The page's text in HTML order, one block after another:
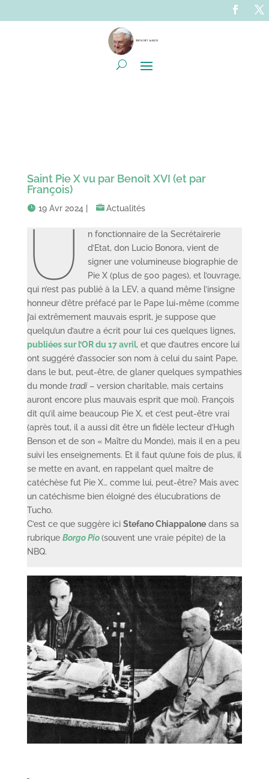
Saint Pie X vu par Benoît XVI (et par
François)
19 Avr 2024 Actualités
U
n fonctionnaire de la Secrétairerie
d’Etat, don Lucio Bonora, vient de
signer une volumineuse biographie de
Pie X (plus de 500 pages), et l’ouvrage,
qui n’est pas publié à la LEV, a quand même l’insigne
honneur d’être préfacé par le Pape lui-même (comme
j’ai extrêmement mauvais esprit, je suppose que
quelqu’un d’autre a écrit pour lui ces quelques lignes,
publiées sur l’OR du 17 avril, et que d’autres encore lui
ont suggéré d’associer son nom à celui du saint Pape,
dans le but, peut-être, de glaner quelques sympathies
du monde tradi– version charitable, mais certains
auront encore plus mauvais esprit que moi). François
dit qu’il aime beaucoup Pie X, et c’est peut-être vrai
(après tout, il a aussi dit être un fidèle lecteur d’Hugh
Benson et de son « Maître du Monde), mais il en a peu
suivi les enseignements. Et il faut qu’une fois de plus, il
se mette en avant, en rappelant quel maître de
catéchèse fut Pie X… comme lui, peut-être? Mais avec
un catéchisme bien éloigné des élucubrations de
Tucho.
C’est ce que suggère ici Stefano Chiappalonedans sa
rubrique Borgo Pio (souvent une vraie pépite) de la
NBQ.